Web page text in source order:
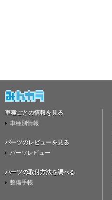
車種ごとの情報を見る
車種別情報
パーツのレビューを見る
パーツレビュー
パーツの取付方法を調べる
整備手帳